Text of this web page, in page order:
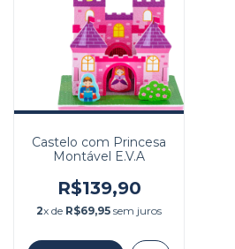
Castelo com Princesa
Montável E.V.A
R$139,90
2x de R$69,95 sem juros